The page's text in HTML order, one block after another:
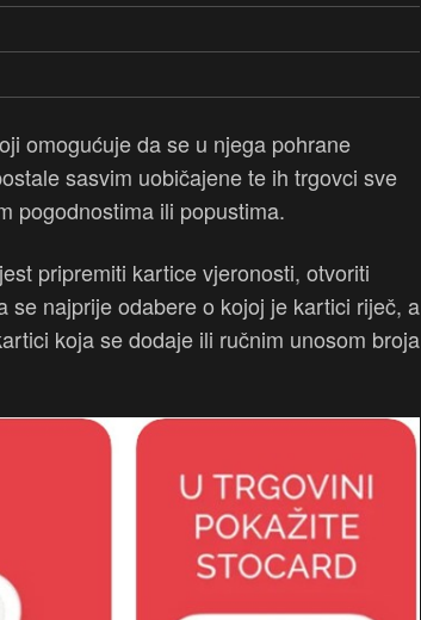
omogućuje da se u njega pohrane
sasvim uobičajene te ih trgovci sve
pogodnostima ili popustima.
pripremiti kartice vjeronosti, otvoriti
najprije odabere o kojoj je kartici riječ, a
koja se dodaje ili ručnim unosom broja